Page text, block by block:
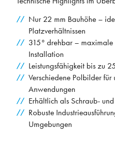
Nur 22 mm Bauhöhe –
Platzverhältnissen
315° drehbar –
Installation
Leistungsfähigkeit bis zu
Verschiedene Polbilder für
Anwendungen
Erhältlich als Schraub-
Robuste
Umgebungen